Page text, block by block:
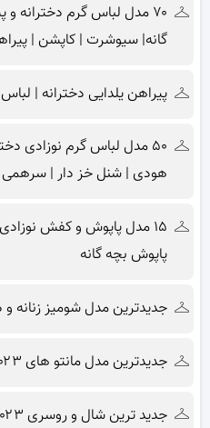
۷۰ مدل لباس گرم دخترانه
گانه| سیوشرت | کاپشن |
پیراهن یلدایی دخترانه |
۵۰ مدل لباس گرم نوزادی
هودی | شنل خز دار | سرهمی
۱۵ مدل پاپوش و کفش
پاپوش بچه گانه
جدیدترین مدل شومیز زنانه
جدیدترین مدل مانتو های ۲۰۲۳
جدید ترین شال و روسری ۲۰۲۳